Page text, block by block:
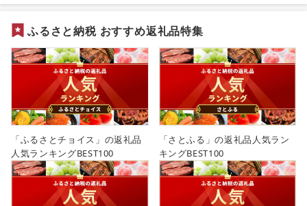
ふるさと納税 おすすめ返礼品特集
「ふるさとチョイス」の返礼品
人気ランキングBEST100
「さとふる」の返礼品人気ラン
キングBEST100